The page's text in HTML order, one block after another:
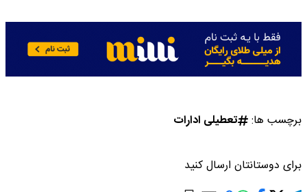
برچسب ها: تعطیلی ادارات
برای دوستانتان ارسال کنید